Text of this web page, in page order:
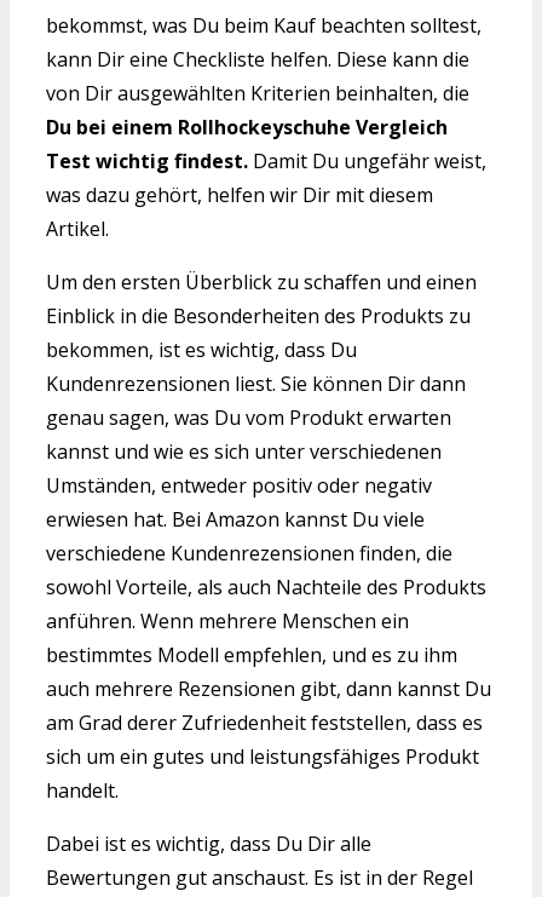
bekommst, was Du beim Kauf beachten solltest,
kann Dir eine Checkliste helfen. Diese kann die
von Dir ausgewählten Kriterien beinhalten, die
Du bei einem Rollhockeyschuhe Vergleich
Test wichtig findest. Damit Du ungefähr weist,
was dazu gehört, helfen wir Dir mit diesem
Artikel.
Um den ersten Überblick zu schaffen und einen
Einblick in die Besonderheiten des Produkts zu
bekommen, ist es wichtig, dass Du
Kundenrezensionen liest. Sie können Dir dann
genau sagen, was Du vom Produkt erwarten
kannst und wie es sich unter verschiedenen
Umständen, entweder positiv oder negativ
erwiesen hat. Bei Amazon kannst Du viele
verschiedene Kundenrezensionen finden, die
sowohl Vorteile, als auch Nachteile des Produkts
anführen. Wenn mehrere Menschen ein
bestimmtes Modell empfehlen, und es zu ihm
auch mehrere Rezensionen gibt, dann kannst Du
am Grad derer Zufriedenheit feststellen, dass es
sich um ein gutes und leistungsfähiges Produkt
handelt.
Dabei ist es wichtig, dass Du Dir alle
Bewertungen gut anschaust. Es ist in der Regel